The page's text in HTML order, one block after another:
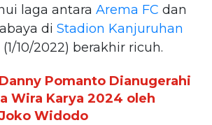
laga antara Arema FC dan
di Stadion Kanjuruhan
(1/10/2022) berakhir ricuh.
Danny Pomanto Dianugerahi
Wira Karya 2024 oleh
Widodo